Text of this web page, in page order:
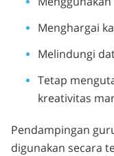
Menghargai
Melindungi
Tetap
kreativitas
Pendampingan
digunakan secara